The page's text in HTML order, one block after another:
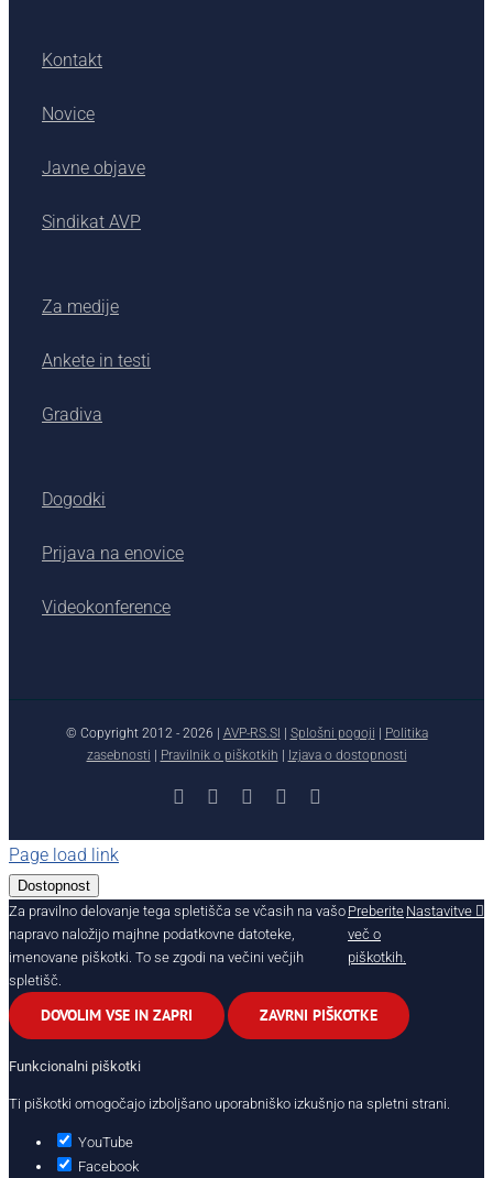
Kontakt
Novice
Javne objave
Sindikat AVP
Za medije
Ankete in testi
Gradiva
Dogodki
Prijava na enovice
Videokonference
© Copyright 2012 - 2026 | AVP-RS.SI Splošni pogoji
Politika
zasebnosti
Pravilnik o piškotkih Izjava o dostopnosti
Facebook YouTubeInstagram
Page load link
Dostopnost
Za pravilno delovanje tega spletišča se včasih na vašo
napravo naložijo majhne podatkovne datoteke,
imenovane piškotki. To se zgodi na večini večjih
spletišč.
Preberite
več o
piškotkih.
Nastavitve
DOVOLIM VSE IN ZAPRI ZAVRNI PIŠKOTKE
Funkcionalni piškotki
Ti piškotki omogočajo izboljšano uporabniško izkušnjo na spletni strani.
YouTube
Facebook